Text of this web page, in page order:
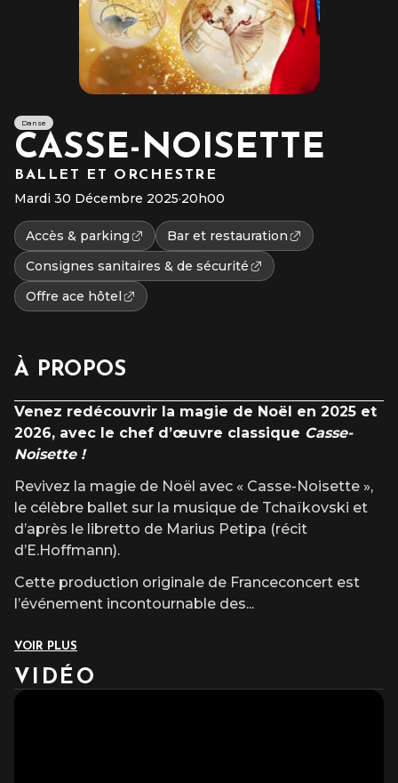
Danse
CASSE-NOISETTE
BALLET ET ORCHESTRE
Mardi 30 Décembre 2025·20h00
Accès & parking
Bar et restauration
Consignes sanitaires & de sécurité
Offre ace hôtel
À PROPOS
Venez redécouvrir la magie de Noël en 2025 et
2026, avec le chef d’œuvre classique Casse-
Noisette !
Revivez la magie de Noël avec « Casse-Noisette »,
le célèbre ballet sur la musique de Tchaïkovski et
d’après le libretto de Marius Petipa (récit
d’E.Hoffmann).
Cette production originale de Franceconcert est
l’événement incontournable des...
VOIR PLUS
VIDÉO